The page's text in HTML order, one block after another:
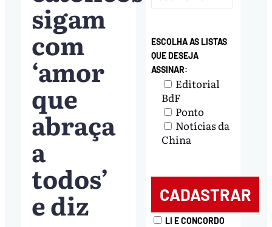
sigam
com
‘amor
que
abraça
a
todos’
e diz
ESCOLHA AS LISTAS
QUE DESEJA
ASSINAR:
Editorial
BdF
Ponto
Notícias da
China
LI E CONCORDO